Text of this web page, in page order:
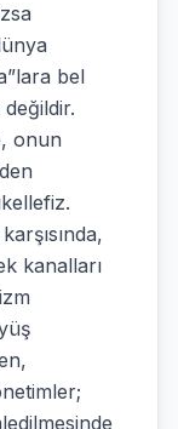
bel
onun
kanalları